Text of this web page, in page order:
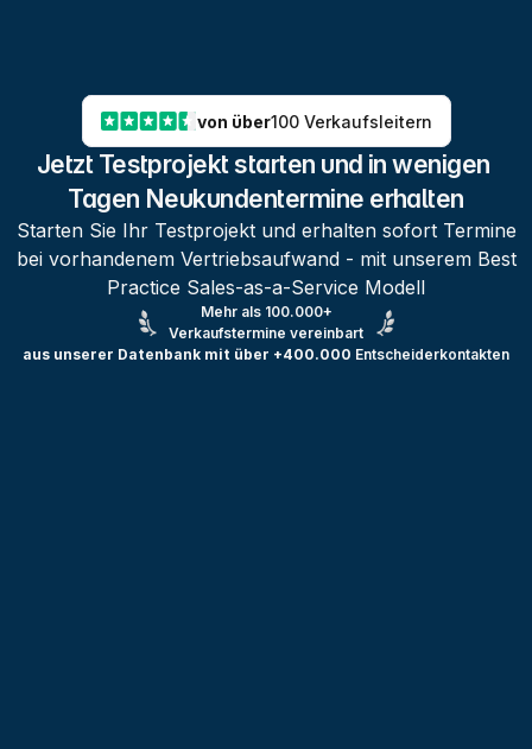
von über100 Verkaufsleitern
Jetzt Testprojekt starten und in wenigen
Tagen Neukundentermine erhalten
Starten Sie Ihr Testprojekt und erhalten sofort Termine
bei vorhandenem Vertriebsaufwand - mit unserem Best
Practice Sales-as-a-Service Modell
Mehr als 100.000+
Verkaufstermine vereinbart
aus unserer Datenbank mit über +400.000 Entscheiderkontakten